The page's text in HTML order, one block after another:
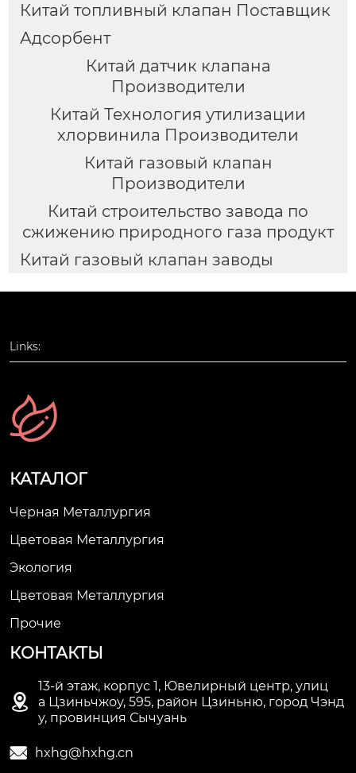
Китай топливный клапан Поставщик
Адсорбент
Китай датчик клапана
Производители
Китай Технология утилизации
хлорвинила Производители
Китай газовый клапан
Производители
Китай строительство завода по
сжижению природного газа продукт
Китай газовый клапан заводы
Links:
КАТАЛОГ
Черная Металлургия
Цветовая Металлургия
Экология
Цветовая Металлургия
Прочие
КОНТАКТЫ

13-й этаж, корпус 1, Ювелирный центр, улиц
а Цзиньчжоу, 595, район Цзиньню, город Чэнд
у, провинция Сычуань
 hxhg@hxhg.cn